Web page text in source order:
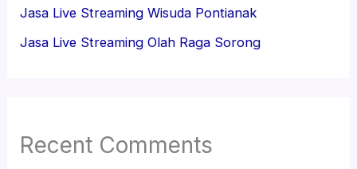
Jasa Live Streaming Wisuda Pontianak
Jasa Live Streaming Olah Raga Sorong
Recent Comments